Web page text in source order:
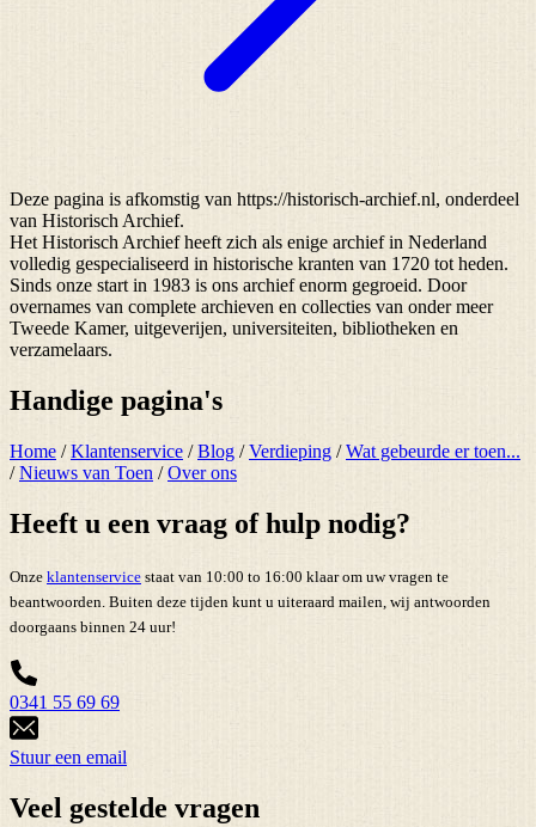
Deze pagina is afkomstig van https://historisch-archief.nl, onderdeel
van Historisch Archief.
Het Historisch Archief heeft zich als enige archief in Nederland
volledig gespecialiseerd in historische kranten van 1720 tot heden.
Sinds onze start in 1983 is ons archief enorm gegroeid. Door
overnames van complete archieven en collecties van onder meer
Tweede Kamer, uitgeverijen, universiteiten, bibliotheken en
verzamelaars.
Handige pagina's
Home /Klantenservice /Blog /Verdieping /Wat gebeurde er toen...
/Nieuws van Toen /Over ons
Heeft u een vraag of hulp nodig?
Onze klantenservice staat van 10:00 to 16:00 klaar om uw vragen te
beantwoorden. Buiten deze tijden kunt u uiteraard mailen, wij antwoorden
doorgaans binnen 24 uur!
0341 55 69 69
Stuur een email
Veel gestelde vragen